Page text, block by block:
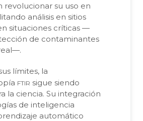
revolucionar su uso en
análisis en sitios
situaciones críticas —
de contaminantes
límites, la
ftir sigue siendo
la ciencia. Su integración
de inteligencia
automático